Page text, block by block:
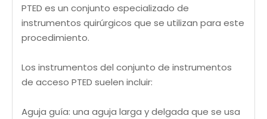
PTED es un conjunto especializado de
instrumentos quirúrgicos que se utilizan para este
procedimiento.
Los instrumentos del conjunto de instrumentos
de acceso PTED suelen incluir:
Aguja guía: una aguja larga y delgada que se usa